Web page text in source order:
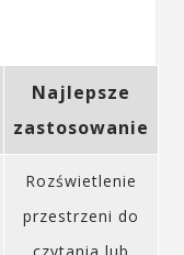
Najlepsze
zastosowanie
Rozświetlenie
przestrzeni do